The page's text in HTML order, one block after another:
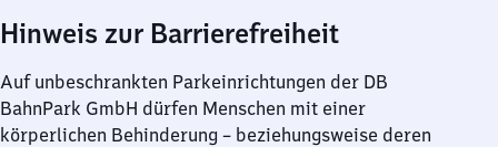
Hinweis zur Barrierefreiheit
Auf unbeschrankten Parkeinrichtungen der DB
BahnPark GmbH dürfen Menschen mit einer
körperlichen Behinderung – beziehungsweise deren